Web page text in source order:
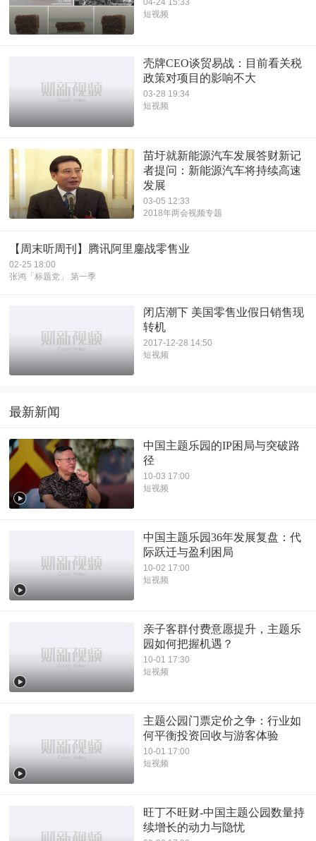
04-24 15:33
短视频
壳牌CEO谈贸易战：目前看关税
政策对项目的影响不大
03-28 19:34
短视频
苗圩就新能源汽车发展答财新记
者提问：新能源汽车将持续高速
发展
03-05 12:33
2018年两会视频专题
【周末听周刊】腾讯阿里鏖战零售业
02-25 18:00
张鸿「标题党」 第一季
闭店潮下 美国零售业假日销售现
转机
2017-12-28 14:50
短视频
最新新闻
中国主题乐园的IP困局与突破路
径
10-03 17:00
短视频
中国主题乐园36年发展复盘：代
际跃迁与盈利困局
10-02 17:00
短视频
亲子客群付费意愿提升，主题乐
园如何把握机遇？
10-01 17:30
短视频
主题公园门票定价之争：行业如
何平衡投资回收与游客体验
10-01 17:00
短视频
旺丁不旺财-中国主题公园数量持
续增长的动力与隐忧